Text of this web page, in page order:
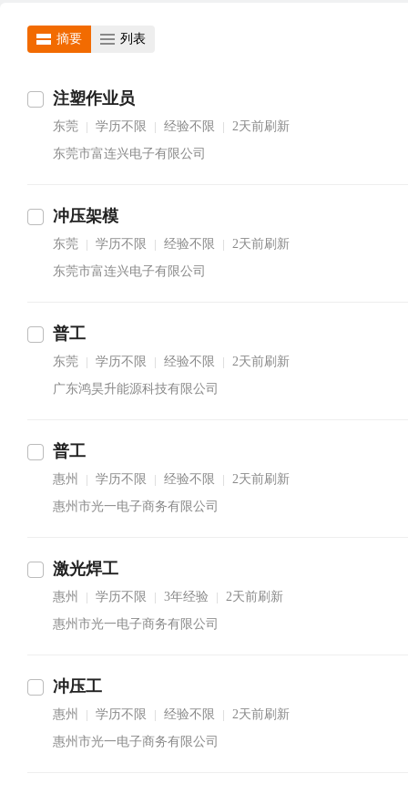
摘要 列表
注塑作业员
东莞 学历不限 经验不限
2天前刷新
东莞市富连兴电子有限公司
冲压架模
东莞 学历不限 经验不限
2天前刷新
东莞市富连兴电子有限公司
普工
东莞 学历不限 经验不限
2天前刷新
广东鸿昊升能源科技有限公司
普工
惠州 学历不限 经验不限
2天前刷新
惠州市光一电子商务有限公司
激光焊工
惠州 学历不限 3年经验
2天前刷新
惠州市光一电子商务有限公司
冲压工
惠州 学历不限 经验不限
2天前刷新
惠州市光一电子商务有限公司